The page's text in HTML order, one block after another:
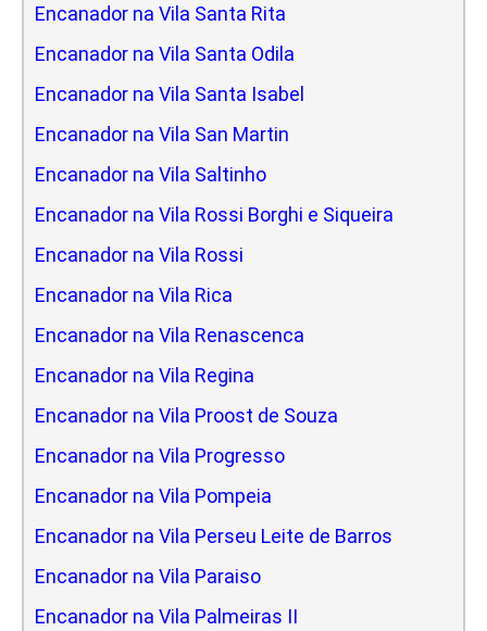
Encanador na Vila Santa Rita
Encanador na Vila Santa Odila
Encanador na Vila Santa Isabel
Encanador na Vila San Martin
Encanador na Vila Saltinho
Encanador na Vila Rossi Borghi e Siqueira
Encanador na Vila Rossi
Encanador na Vila Rica
Encanador na Vila Renascenca
Encanador na Vila Regina
Encanador na Vila Proost de Souza
Encanador na Vila Progresso
Encanador na Vila Pompeia
Encanador na Vila Perseu Leite de Barros
Encanador na Vila Paraiso
Encanador na Vila Palmeiras II